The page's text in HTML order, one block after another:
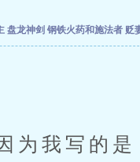
盘龙神剑 钢铁火药和施法者 贬妻
为我写的是